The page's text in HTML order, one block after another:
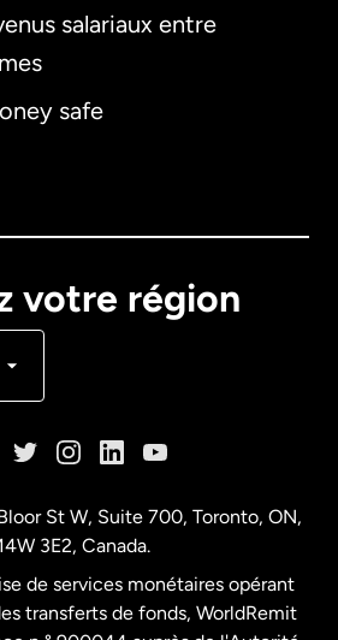
salariaux entre
safe
votre région
Français
St W, Suite 700, Toronto, ON,
3E2, Canada.
de services monétaires opérant
transferts de fonds, WorldRemit